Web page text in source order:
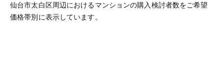
仙台市太白区周辺におけるマンションの購入検討者数をご希望
価格帯別に表示しています。